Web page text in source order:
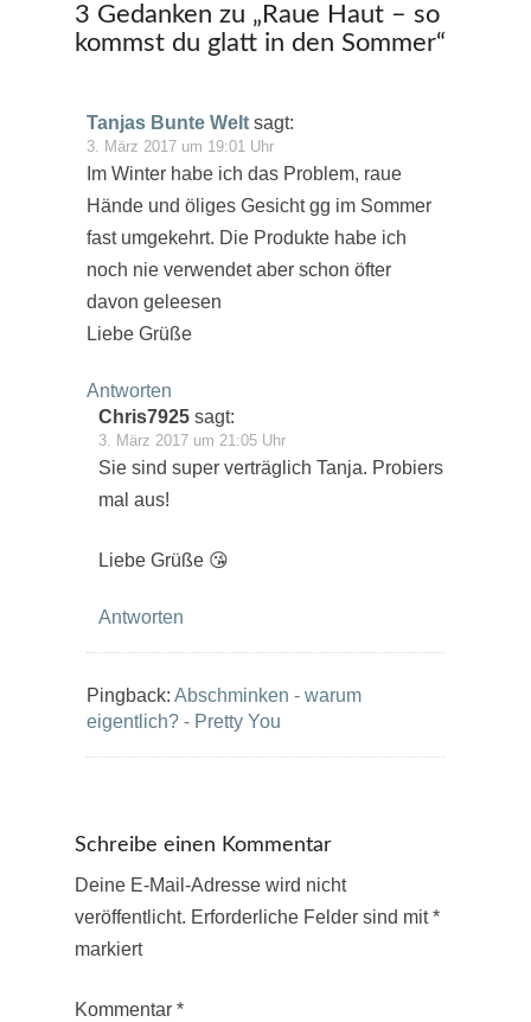
3 Gedanken zu „ Raue Haut – so
kommst du glatt in den Sommer“
Tanjas Bunte Welt sagt:
3. März 2017 um 19:01 Uhr
Im Winter habe ich das Problem, raue
Hände und öliges Gesicht gg im Sommer
fast umgekehrt. Die Produkte habe ich
noch nie verwendet aber schon öfter
davon geleesen
Liebe Grüße
Antworten
Chris7925 sagt:
3. März 2017 um 21:05 Uhr
Sie sind super verträglich Tanja. Probiers
mal aus!
Liebe Grüße 😘
Antworten
Pingback: Abschminken - warum
eigentlich? - Pretty You
Schreibe einen Kommentar
Deine E-Mail-Adresse wird nicht
veröffentlicht. Erforderliche Felder sind mit*
markiert
Kommentar *